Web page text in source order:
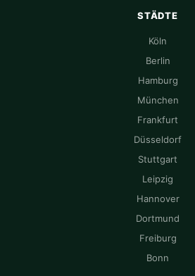
STÄDTE
Köln
Berlin
Hamburg
München
Frankfurt
Düsseldorf
Stuttgart
Leipzig
Hannover
Dortmund
Freiburg
Bonn